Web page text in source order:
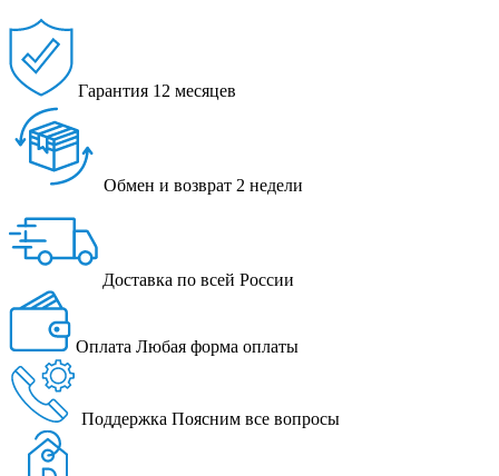
Гарантия 12 месяцев
Обмен и возврат 2 недели
Доставка по всей России
Оплата Любая форма оплаты
Поддержка Поясним все вопросы